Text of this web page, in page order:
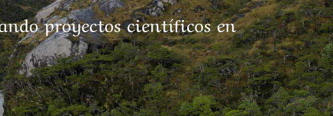
proyectos científicos en